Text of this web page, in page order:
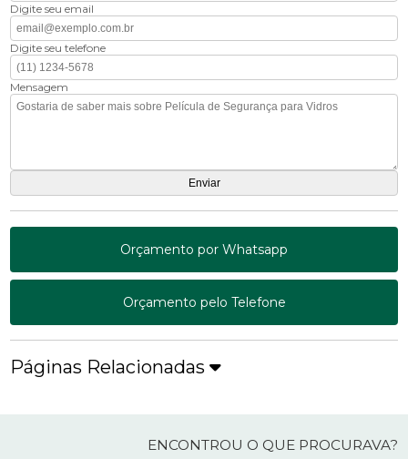
Digite seu email
Digite seu telefone
Mensagem
Orçamento por Whatsapp
Orçamento pelo Telefone
Páginas Relacionadas
ENCONTROU O QUE PROCURAVA?